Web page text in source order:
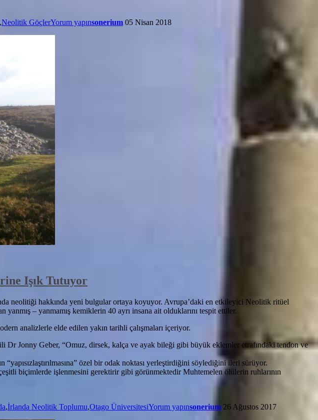
,Neolitik GöçlerYorum yapınsonerium 05 Nisan 2018
Işık Tutuyor
neolitiği hakkında yeni bulgular ortaya koyuyor. Avrupa’daki en etkileyici Neolitik ritüel
– yanmamış kemiklerin 40 ayrı insana ait olduklarını tespit ettiler.
analizlerle elde edilen yakın tarihli çalışmaları içeriyor.
Dr Jonny Geber, “Omuz, dirsek, kalça ve ayak bileği gibi büyük eklemler etrafındaki tendon ve
özel bir odak noktası yerleştirdiğini söylediğini ileri sürüyor.
biçimlerde işlenmesini gerektirir gibi görünmektedir Muhtemelen ölülerin ruhlarının
,İrlanda Neolitik Toplumu,Otago ÜniversitesiYorum yapınsonerium 26 Ağustos 2017